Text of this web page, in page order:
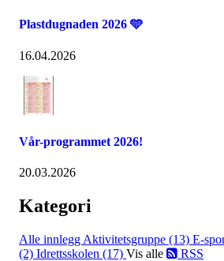
Plastdugnaden 2026 🩵
16.04.2026
Vår-programmet 2026!
20.03.2026
Kategori
Alle innlegg Aktivitetsgruppe (13) E-
(2) Idrettsskolen (17) Vis alle RSS